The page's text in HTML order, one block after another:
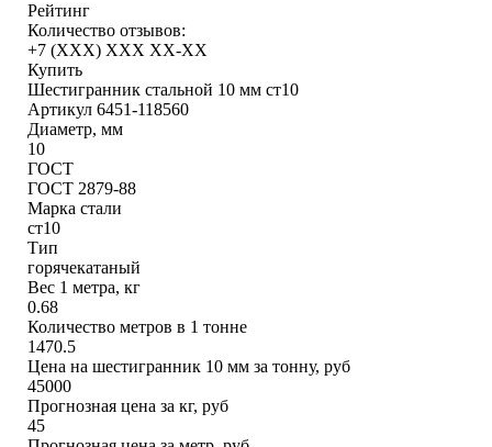
Рейтинг
Количество отзывов:
+7 (XXX) ХХХ ХХ-ХХ
Купить
Шестигранник стальной 10 мм ст10
Артикул 6451-118560
Диаметр, мм
10
ГОСТ
ГОСТ 2879-88
Марка стали
ст10
Тип
горячекатаный
Вес 1 метра, кг
0.68
Количество метров в 1 тонне
1470.5
Цена на шестигранник 10 мм за тонну, руб
45000
Прогнозная цена за кг, руб
45